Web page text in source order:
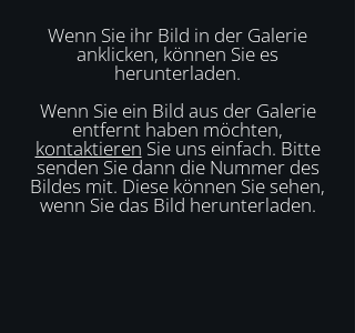
Wenn Sie ihr Bild in der Galerie
anklicken, können Sie es
herunterladen.
Wenn Sie ein Bild aus der Galerie
entfernt haben möchten,
kontaktieren Sie uns einfach. Bitte
senden Sie dann die Nummer des
Bildes mit. Diese können Sie sehen,
wenn Sie das Bild herunterladen.